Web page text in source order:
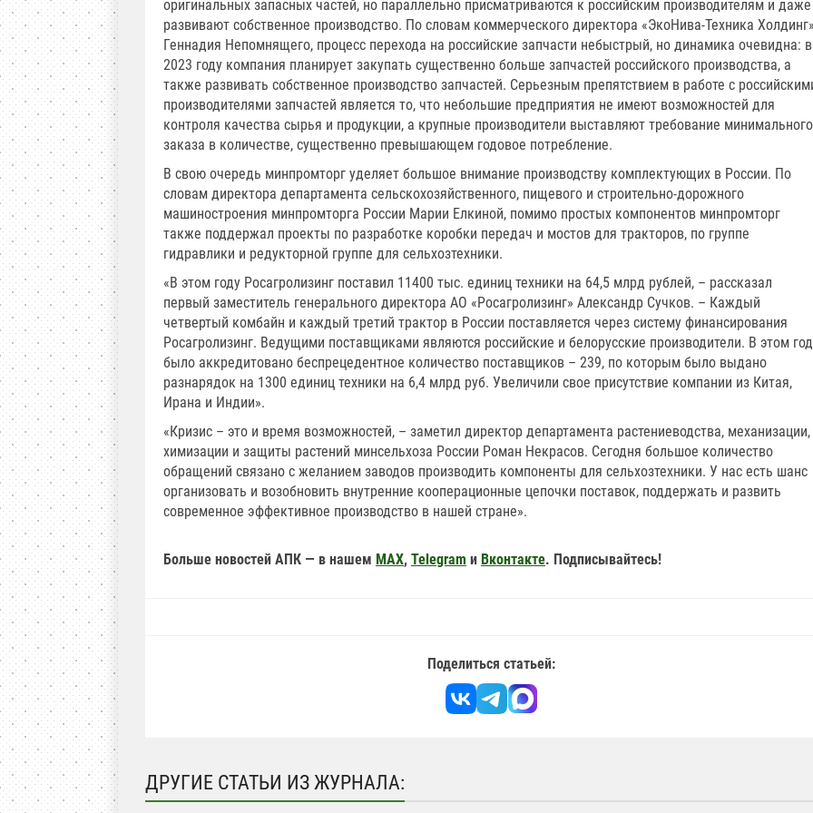
оригинальных запасных частей, но параллельно присматриваются к российским производителям и даже
развивают собственное производство. По словам коммерческого директора «ЭкоНива-Техника Холдинг»
Геннадия Непомнящего, процесс перехода на российские запчасти небыстрый, но динамика очевидна: в
2023 году компания планирует закупать существенно больше запчастей российского производства, а
также развивать собственное производство запчастей. Серьезным препятствием в работе с
производителями запчастей является то, что небольшие предприятия не имеют возможностей для
контроля качества сырья и продукции, а крупные производители выставляют требование минимального
заказа в количестве, существенно превышающем годовое потребление.
В свою очередь минпромторг уделяет большое внимание производству комплектующих в России. По
словам директора департамента сельскохозяйственного, пищевого и строительно-дорожного
машиностроения минпромторга России Марии Елкиной, помимо простых компонентов минпромторг
также поддержал проекты по разработке коробки передач и мостов для тракторов, по группе
гидравлики и редукторной группе для сельхозтехники.
«В этом году Росагролизинг поставил 11400 тыс. единиц техники на 64,5 млрд рублей, – рассказал
первый заместитель генерального директора АО «Росагролизинг» Александр Сучков. – Каждый
четвертый комбайн и каждый третий трактор в России поставляется через систему финансирования
Росагролизинг. Ведущими поставщиками являются российские и белорусские производители. В этом
было аккредитовано беспрецедентное количество поставщиков – 239, по которым было выдано
разнарядок на 1300 единиц техники на 6,4 млрд руб. Увеличили свое присутствие компании из Китая,
Ирана и Индии».
«Кризис – это и время возможностей, – заметил директор департамента растениеводства, механизации,
химизации и защиты растений минсельхоза России Роман Некрасов. Сегодня большое количество
обращений связано с желанием заводов производить компоненты для сельхозтехники. У нас есть шанс
организовать и возобновить внутренние кооперационные цепочки поставок, поддержать и развить
современное эффективное производство в нашей стране».
Больше новостей АПК — в нашем MAX, Telegram и Вконтакте. Подписывайтесь!
Поделиться статьей:
ДРУГИЕ СТАТЬИ ИЗ ЖУРНАЛА: